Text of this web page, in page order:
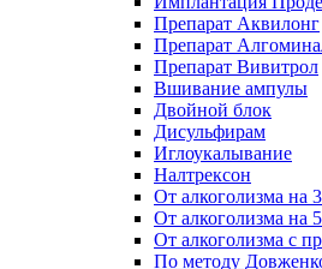
Препарат Аквилонг
Препарат
Препарат Вивитрол
Вшивание ампулы
Двойной блок
Дисульфирам
Иглоукалывание
Налтрексон
От алкоголизма на
От алкоголизма на
От алкоголизма с
По методу